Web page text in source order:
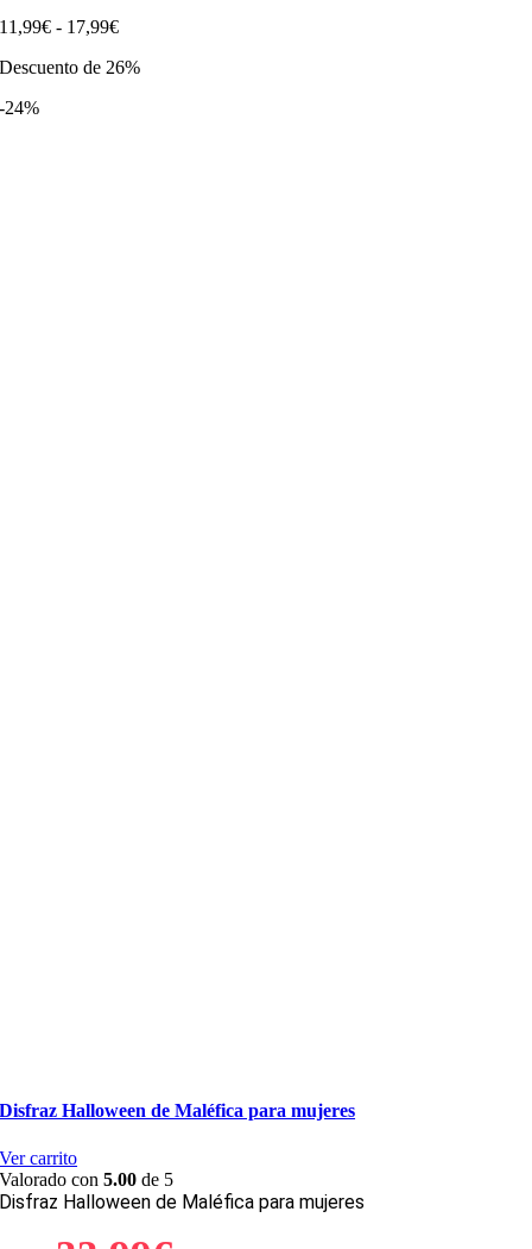
11,99€ - 17,99€Rango
precios:
Descuento de 26%
-24%
Disfraz Halloween de Maléfica para mujeres
Ver carrito
Valorado con5.00 de 5
Disfraz Halloween de Maléfica para mujeres
El